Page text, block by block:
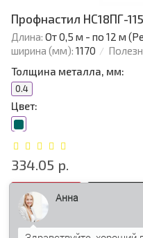
Профнастил НС18ПГ-
Длина: От 0,5 м - по 12 м
ширина (мм): 1170
Толщина металла, мм:
0.4
Цвет:
334.05 р.
В корзину
НС18ПГ,арочный
Анна